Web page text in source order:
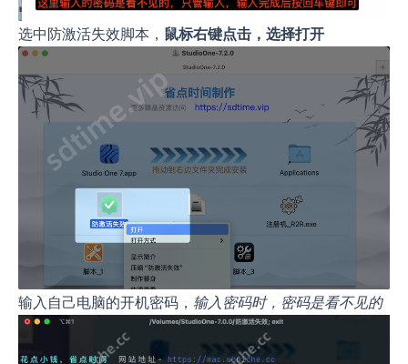
选中防激活失效脚本， 鼠标右键点击，选择打开
输入自己电脑的开机密码， 输入密码时，密码是看不见的